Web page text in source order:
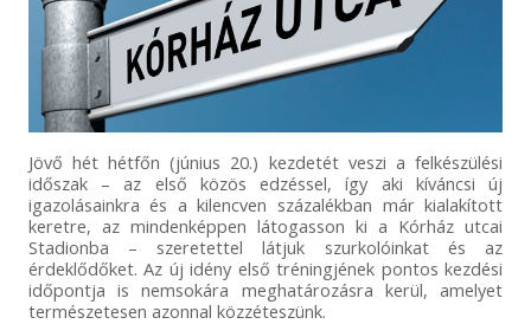
Jövő hét hétfőn (június 20.) kezdetét veszi a felkészülési
időszak – az első közös edzéssel, így aki kíváncsi új
igazolásainkra és a kilencven százalékban már kialakított
keretre, az mindenképpen látogasson ki a Kórház utcai
Stadionba – szeretettel látjuk szurkolóinkat és az
érdeklődőket. Az új idény első tréningjének pontos kezdési
időpontja is nemsokára meghatározásra kerül, amelyet
természetesen azonnal közzéteszünk.